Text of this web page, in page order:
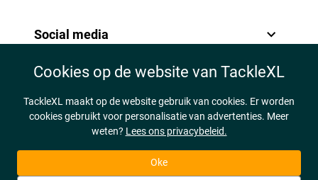
Social media
Cookies op de website van TackleXL
TackleXL maakt op de website gebruik van cookies. Er worden
cookies gebruikt voor personalisatie van advertenties. Meer
weten? Lees ons privacybeleid.
Oke